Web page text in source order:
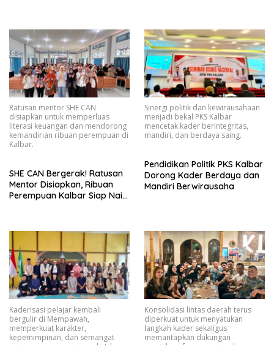
Ratusan mentor SHE CAN
disiapkan untuk memperluas
literasi keuangan dan mendorong
kemandirian ribuan perempuan di
Kalbar.
SHE CAN Bergerak! Ratusan
Mentor Disiapkan, Ribuan
Perempuan Kalbar Siap Naik
Sinergi politik dan kewirausahaan
menjadi bekal PKS Kalbar
mencetak kader berintegritas,
mandiri, dan berdaya saing.
Pendidikan Politik PKS Kalbar
Dorong Kader Berdaya dan
Mandiri Berwirausaha
Kaderisasi pelajar kembali
bergulir di Mempawah,
memperkuat karakter,
kepemimpinan, dan semangat
Konsolidasi lintas daerah terus
diperkuat untuk menyatukan
langkah kader sekaligus
memantapkan dukungan